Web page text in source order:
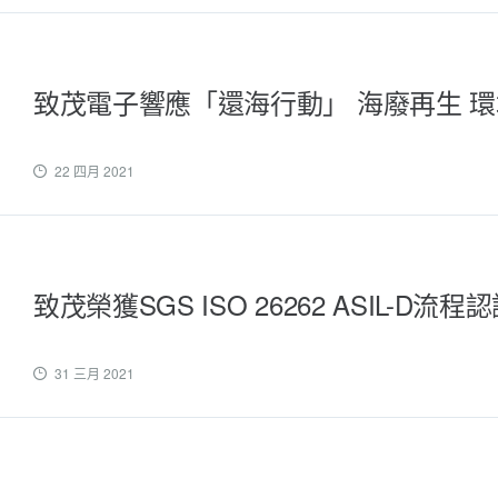
致茂電子響應「還海行動」 海廢再生
22 四月 2021
致茂榮獲SGS ISO 26262 ASIL-D流程
31 三月 2021